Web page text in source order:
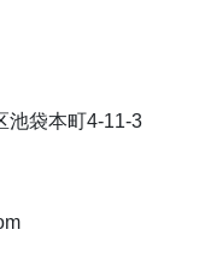
池袋本町4-11-3